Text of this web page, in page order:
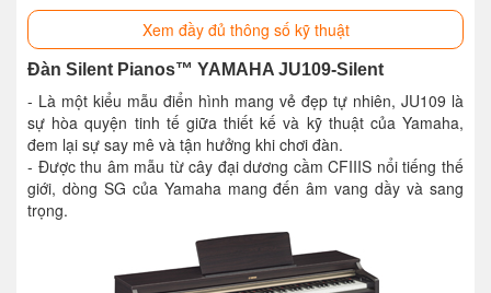
Xem đầy đủ thông số kỹ thuật
Đàn Silent Pianos™ YAMAHA JU109-Silent
- Là một kiểu mẫu điển hình mang vẻ đẹp tự nhiên, JU109 là
sự hòa quyện tinh tế giữa thiết kế và kỹ thuật của Yamaha,
đem lại sự say mê và tận hưởng khi chơi đàn.
- Được thu âm mẫu từ cây đại dương cầm CFIIIS nổi tiếng thế
giới, dòng SG của Yamaha mang đến âm vang dầy và sang
trọng.